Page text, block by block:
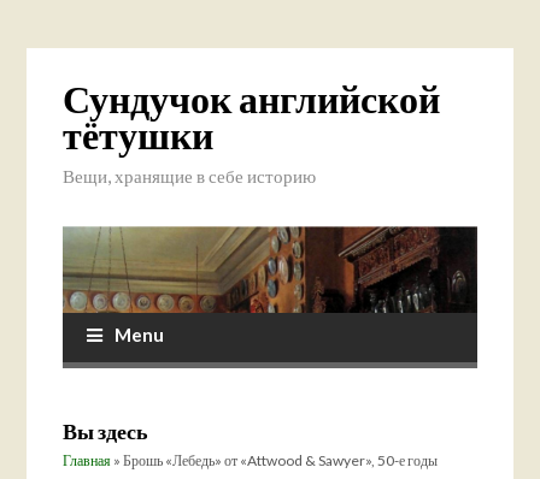
Сундучок английской
тётушки
Вещи, хранящие в себе историю
Menu
Вы здесь
Главная » Брошь «Лебедь» от «Attwood & Sawyer», 50-е годы